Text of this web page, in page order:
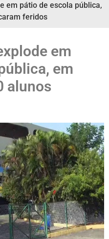
em pátio de escola pública,
feridos
em
em
alunos